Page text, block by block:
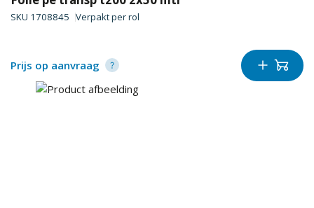
SKU 1708845 Verpakt perrol
Prijs op aanvraag